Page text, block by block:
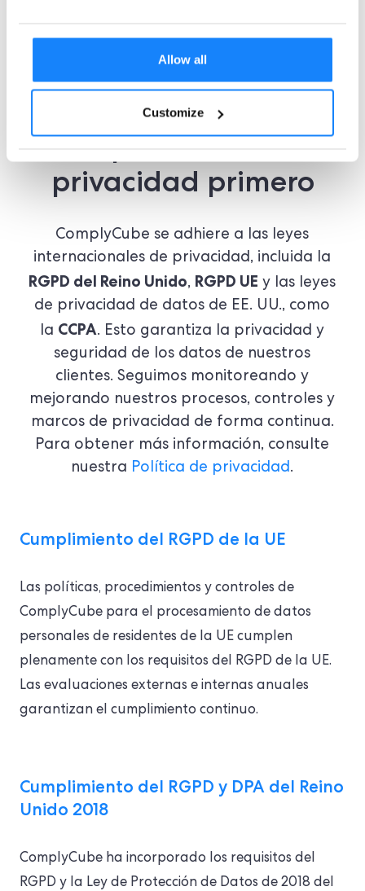
Allow all
Customize
Cumplimiento de la
privacidad primero
ComplyCube se adhiere a las leyes
internacionales de privacidad, incluida la
RGPD del Reino Unido, RGPD UE y las leyes
de privacidad de datos de EE. UU., como
la CCPA. Esto garantiza la privacidad y
seguridad de los datos de nuestros
clientes. Seguimos monitoreando y
mejorando nuestros procesos, controles y
marcos de privacidad de forma continua.
Para obtener más información, consulte
nuestra Política de privacidad.
Cumplimiento del RGPD de la UE
Las políticas, procedimientos y controles de
ComplyCube para el procesamiento de datos
personales de residentes de la UE cumplen
plenamente con los requisitos del RGPD de la UE.
Las evaluaciones externas e internas anuales
garantizan el cumplimiento continuo.
Cumplimiento del RGPD y DPA del Reino
Unido 2018
ComplyCube ha incorporado los requisitos del
RGPD y la Ley de Protección de Datos de 2018 del